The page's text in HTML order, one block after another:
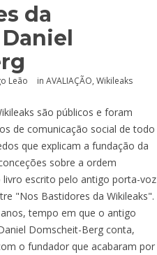
da
Leão in AVALIAÇÃO, Wikileaks
são públicos e foram
de comunicação social de todo
que explicam a fundação da
sobre a ordem
livro escrito pelo antigo porta-voz
"Nos Bastidores da Wikileaks".
tempo em que o antigo
Domscheit-Berg conta,
o fundador que acabaram por